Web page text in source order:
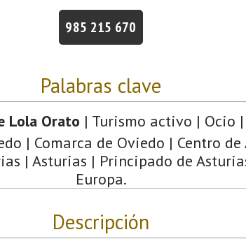
985 215 670
Palabras clave
Lola Orato | Turismo activo | Ocio |
| Comarca de Oviedo | Centro de
| Asturias | Principado de
Europa.
Descripción